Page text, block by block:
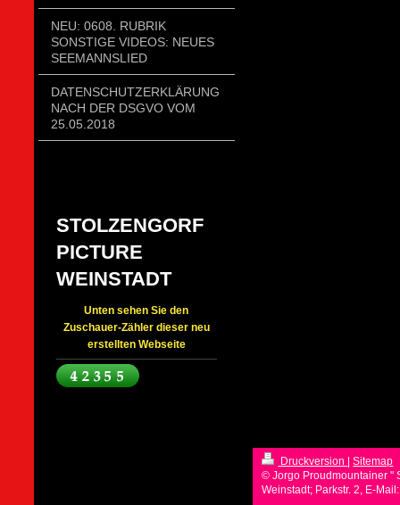
NEU: 0608. RUBRIK
SONSTIGE VIDEOS: NEUES
SEEMANNSLIED
DATENSCHUTZERKLÄRUNG
NACH DER DSGVO VOM
25.05.2018
STOLZENGORF
PICTURE
WEINSTADT
Unten sehen Sie den
Zuschauer-Zähler dieser neu
erstellten Webseite
Druckversion | Sitemap
© Jorgo Proudmountainer "
Weinstadt; Parkstr. 2, E-